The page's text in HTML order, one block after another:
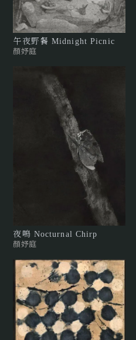
午夜野餐 Midnight Picnic
顏妤庭
夜鳴 Nocturnal Chirp
顏妤庭